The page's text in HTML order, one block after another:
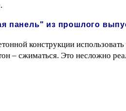
панель" из прошлого
конструкции
– сжиматься. Это несложно